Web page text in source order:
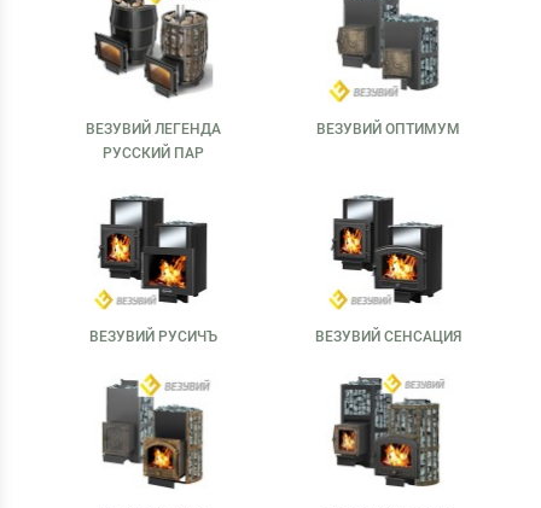
ВЕЗУВИЙ ЛЕГЕНДА
РУССКИЙ ПАР
ВЕЗУВИЙ ОПТИМУМ
ВЕЗУВИЙ РУСИЧЪ ВЕЗУВИЙ СЕНСАЦИЯ